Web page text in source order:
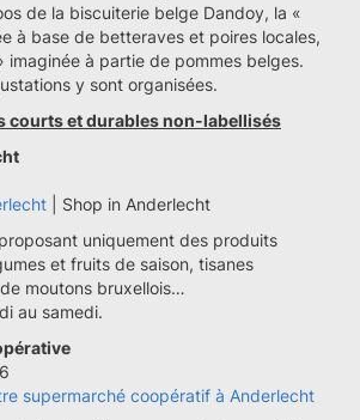
de la biscuiterie belge Dandoy, la «
à base de betteraves et poires locales,
imaginée à partie de pommes belges.
y sont organisées.
courts et durables non-labellisés
| Shop in Anderlecht
uniquement des produits
et fruits de saison, tisanes
moutons bruxellois…
au samedi.
supermarché coopératif à Anderlecht